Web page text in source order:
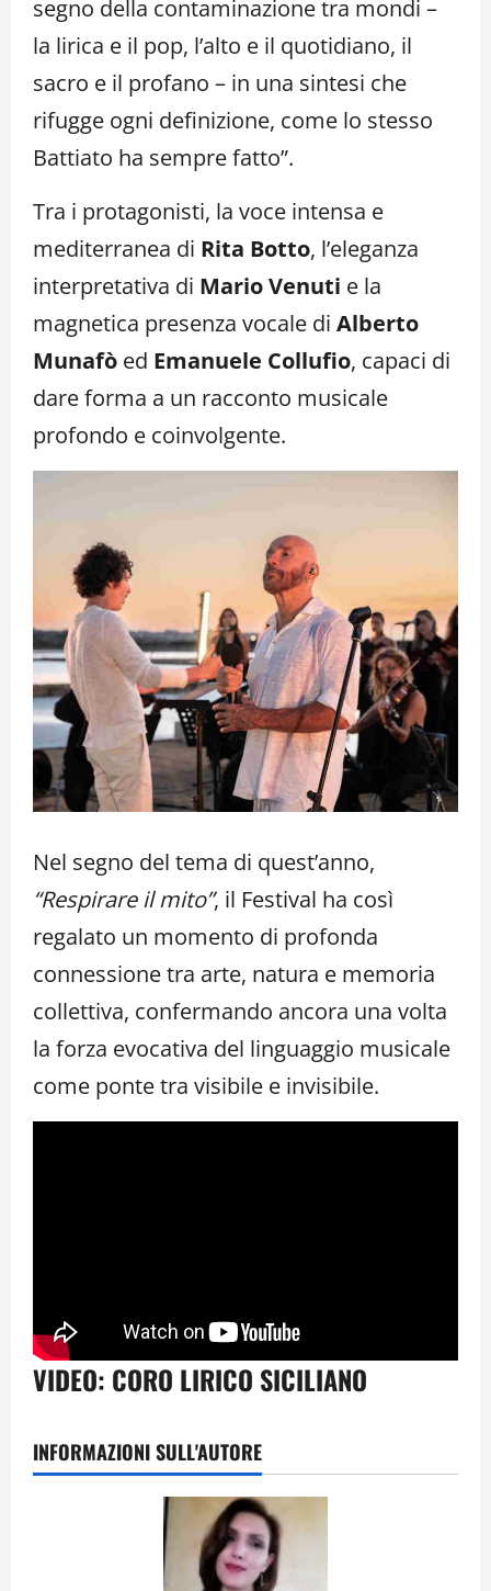
segno della contaminazione tra mondi –
la lirica e il pop, l’alto e il quotidiano, il
sacro e il profano – in una sintesi che
rifugge ogni definizione, come lo stesso
Battiato ha sempre fatto”.
Tra i protagonisti, la voce intensa e
mediterranea di Rita Botto, l’eleganza
interpretativa di Mario Venuti e la
magnetica presenza vocale di Alberto
Munafò ed Emanuele Collufio, capaci di
dare forma a un racconto musicale
profondo e coinvolgente.
Nel segno del tema di quest’anno,
“Respirare il mito”, il Festival ha così
regalato un momento di profonda
connessione tra arte, natura e memoria
collettiva, confermando ancora una volta
la forza evocativa del linguaggio musicale
come ponte tra visibile e invisibile.
VIDEO: CORO LIRICO SICILIANO
INFORMAZIONI SULL'AUTORE